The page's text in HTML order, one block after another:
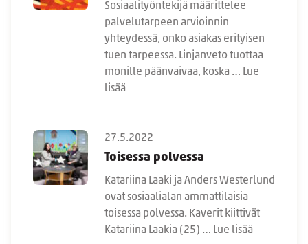
Sosiaalityöntekijä määrittelee
palvelutarpeen arvioinnin
yhteydessä, onko asiakas erityisen
tuen tarpeessa. Linjanveto tuottaa
monille päänvaivaa, koska … Lue
lisää
27.5.2022
Toisessa polvessa
Katariina Laaki ja Anders Westerlund
ovat sosiaalialan ammattilaisia
toisessa polvessa. Kaverit kiittivät
Katariina Laakia (25) … Lue lisää